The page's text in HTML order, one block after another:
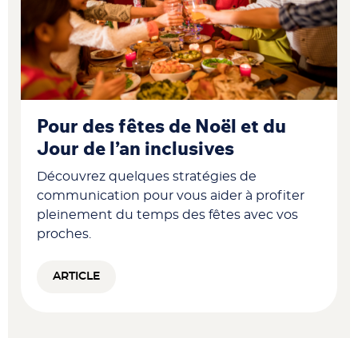
Pour des fêtes de Noël et du
Jour de l’an inclusives
Découvrez quelques stratégies de
communication pour vous aider à profiter
pleinement du temps des fêtes avec vos
proches.
ARTICLE